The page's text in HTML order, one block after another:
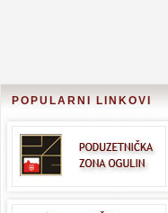
POPULARNI LINKOVI